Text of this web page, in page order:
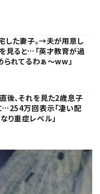
した妻子。→夫が用意し
見ると…「英才教育が過
られてるわぁ～ww」
後、それを見た2歳息子
万回表示「凄い配
なり重症レベル」